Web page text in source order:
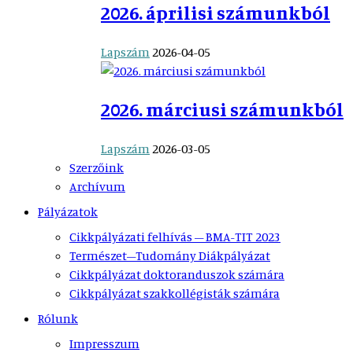
2026. áprilisi számunkból
Lapszám2026-04-05
2026. márciusi számunkból
Lapszám2026-03-05
Szerzőink
Archívum
Pályázatok
Cikkpályázati felhívás – BMA-TIT 2023
Természet–Tudomány Diákpályázat
Cikkpályázat doktoranduszok számára
Cikkpályázat szakkollégisták számára
Rólunk
Impresszum